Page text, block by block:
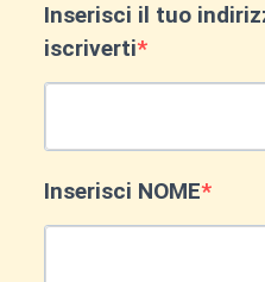
Inserisci il tuo
iscriverti
Inserisci NOME